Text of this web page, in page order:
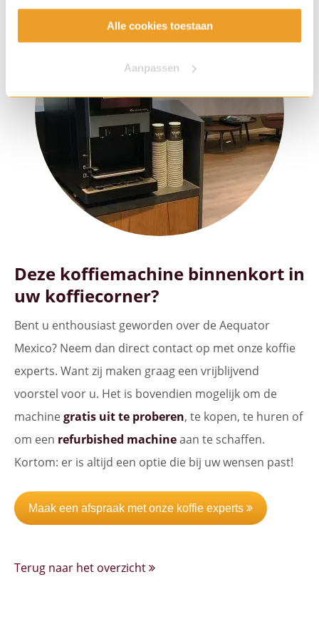
gebruiken.
Alle cookies toestaan
Aanpassen
Deze koffiemachine binnenkort in
uw koffiecorner?
Bent u enthousiast geworden over de Aequator
Mexico? Neem dan direct contact op met onze koffie
experts. Want zij maken graag een vrijblijvend
voorstel voor u. Het is bovendien mogelijk om de
machine gratis uit te proberen, te kopen, te huren of
om een refurbished machineaan te schaffen.
Kortom: er is altijd een optie die bij uw wensen past!
Maak een afspraak met onze koffie experts
Terug naar het overzicht